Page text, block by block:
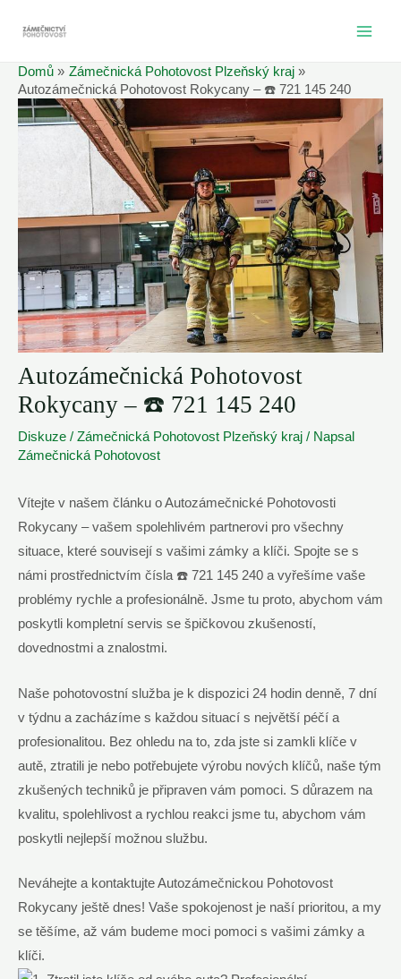
Domů
Zámečnická Pohotovost Plzeňský kraj
Autozámečnická Pohotovost Rokycany – ☎️ 721 145 240
Autozámečnická Pohotovost
Rokycany – ☎️ 721 145 240
Diskuze / Zámečnická Pohotovost Plzeňský kraj / Napsal
Zámečnická Pohotovost
Vítejte v našem článku o Autozámečnické Pohotovosti
Rokycany – vašem spolehlivém partnerovi pro všechny
situace, které souvisejí s vašimi zámky a klíči. Spojte se s
námi prostřednictvím čísla ☎️ 721 145 240 a vyřešíme vaše
problémy rychle a profesionálně. Jsme tu proto, abychom vám
poskytli kompletní servis se špičkovou zkušeností,
dovednostmi a znalostmi.
Naše pohotovostní služba je k dispozici 24 hodin denně, 7 dní
v týdnu a zacházíme s každou situací s největší péčí a
profesionalitou. Bez ohledu na to, zda jste si zamkli klíče v
autě, ztratili je nebo potřebujete výrobu nových klíčů, naše tým
zkušených techniků je připraven vám pomoci. S důrazem na
kvalitu, spolehlivost a rychlou reakci jsme tu, abychom vám
poskytli nejlepší možnou službu.
Neváhejte a kontaktujte Autozámečnickou Pohotovost
Rokycany ještě dnes! Vaše spokojenost je naší prioritou, a my
se těšíme, až vám budeme moci pomoci s vašimi zámky a
klíči.